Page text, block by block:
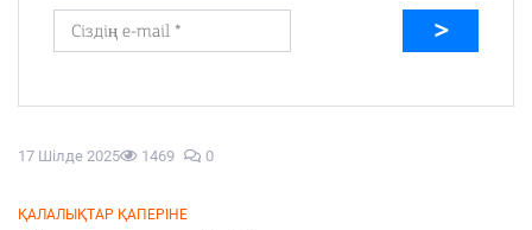
17 Шілде 2025 1469 0
ҚАЛАЛЫҚТАР ҚАПЕРІНЕ